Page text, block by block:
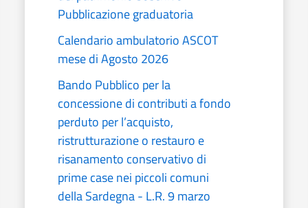
Pubblicazione graduatoria
Calendario ambulatorio ASCOT
mese di Agosto 2026
Bando Pubblico per la
concessione di contributi a fondo
perduto per l’acquisto,
ristrutturazione o restauro e
risanamento conservativo di
prime case nei piccoli comuni
della Sardegna - L.R. 9 marzo